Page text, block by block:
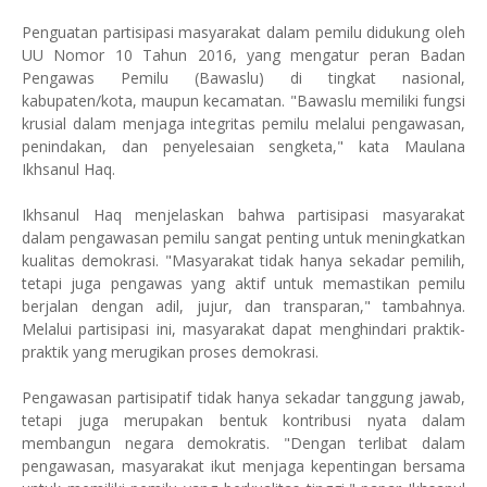
Penguatan partisipasi masyarakat dalam pemilu didukung oleh
UU Nomor 10 Tahun 2016, yang mengatur peran Badan
Pengawas Pemilu (Bawaslu) di tingkat nasional,
kabupaten/kota, maupun kecamatan. "Bawaslu memiliki fungsi
krusial dalam menjaga integritas pemilu melalui pengawasan,
penindakan, dan penyelesaian sengketa," kata Maulana
Ikhsanul Haq.
Ikhsanul Haq menjelaskan bahwa partisipasi masyarakat
dalam pengawasan pemilu sangat penting untuk meningkatkan
kualitas demokrasi. "Masyarakat tidak hanya sekadar pemilih,
tetapi juga pengawas yang aktif untuk memastikan pemilu
berjalan dengan adil, jujur, dan transparan," tambahnya.
Melalui partisipasi ini, masyarakat dapat menghindari praktik-
praktik yang merugikan proses demokrasi.
Pengawasan partisipatif tidak hanya sekadar tanggung jawab,
tetapi juga merupakan bentuk kontribusi nyata dalam
membangun negara demokratis. "Dengan terlibat dalam
pengawasan, masyarakat ikut menjaga kepentingan bersama